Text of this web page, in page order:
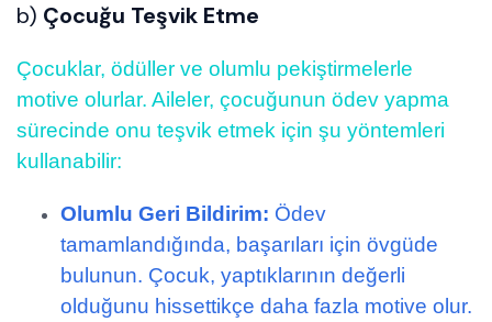
b) Çocuğu Teşvik Etme
Çocuklar, ödüller ve olumlu pekiştirmelerle
motive olurlar. Aileler, çocuğunun ödev yapma
sürecinde onu teşvik etmek için şu yöntemleri
kullanabilir:
Olumlu Geri Bildirim: Ödev
tamamlandığında, başarıları için övgüde
bulunun. Çocuk, yaptıklarının değerli
olduğunu hissettikçe daha fazla motive olur.